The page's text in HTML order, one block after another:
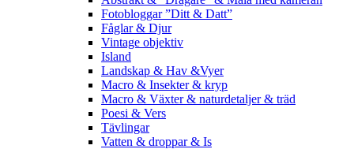
Fotobloggar ”Ditt & Datt”
Fåglar & Djur
Vintage objektiv
Island
Landskap & Hav &Vyer
Macro & Insekter & kryp
Macro & Växter & naturdetaljer & träd
Poesi & Vers
Tävlingar
Vatten & droppar & Is